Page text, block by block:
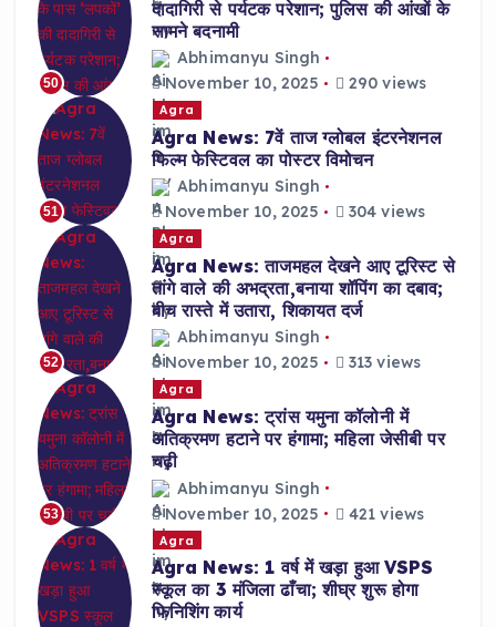
50
दादागिरी से पर्यटक परेशान; पुलिस की आंखों के
सामने बदनामी
Abhimanyu Singh
November 10, 2025
290 views
51
Agra
Agra News: 7वें ताज ग्लोबल इंटरनेशनल
फिल्म फेस्टिवल का पोस्टर विमोचन
Abhimanyu Singh
November 10, 2025
304 views
52
Agra
Agra News: ताजमहल देखने आए टूरिस्ट से
तांगे वाले की अभद्रता,बनाया शॉपिंग का दबाव;
बीच रास्ते में उतारा, शिकायत दर्ज
Abhimanyu Singh
November 10, 2025
313 views
53
Agra
Agra News: ट्रांस यमुना कॉलोनी में
अतिक्रमण हटाने पर हंगामा; महिला जेसीबी पर
चढ़ी
Abhimanyu Singh
November 10, 2025
421 views
Agra
Agra News: 1 वर्ष में खड़ा हुआ VSPS
स्कूल का 3 मंजिला ढाँचा; शीघ्र शुरू होगा
फिनिशिंग कार्य